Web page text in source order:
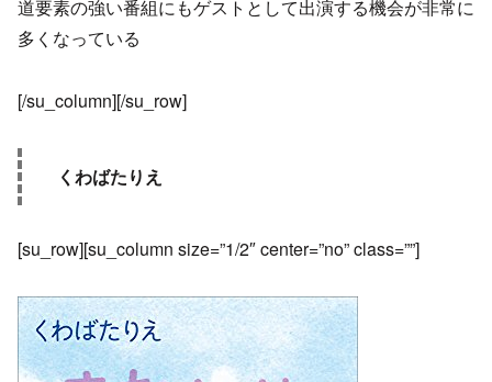
道要素の強い番組にもゲストとして出演する機会が非常に
多くなっている
[/su_column][/su_row]
くわばたりえ
[su_row][su_column size=”1/2″ center=”no” class=””]